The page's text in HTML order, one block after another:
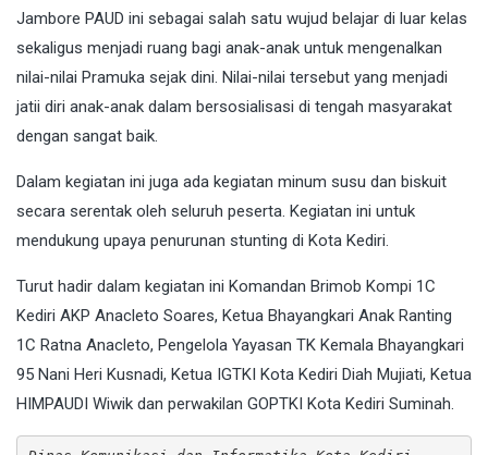
Jambore PAUD ini sebagai salah satu wujud belajar di luar kelas
sekaligus menjadi ruang bagi anak-anak untuk mengenalkan
nilai-nilai Pramuka sejak dini. Nilai-nilai tersebut yang menjadi
jatii diri anak-anak dalam bersosialisasi di tengah masyarakat
dengan sangat baik.
Dalam kegiatan ini juga ada kegiatan minum susu dan biskuit
secara serentak oleh seluruh peserta. Kegiatan ini untuk
mendukung upaya penurunan stunting di Kota Kediri.
Turut hadir dalam kegiatan ini Komandan Brimob Kompi 1C
Kediri AKP Anacleto Soares, Ketua Bhayangkari Anak Ranting
1C Ratna Anacleto, Pengelola Yayasan TK Kemala Bhayangkari
95 Nani Heri Kusnadi, Ketua IGTKI Kota Kediri Diah Mujiati, Ketua
HIMPAUDI Wiwik dan perwakilan GOPTKI Kota Kediri Suminah.